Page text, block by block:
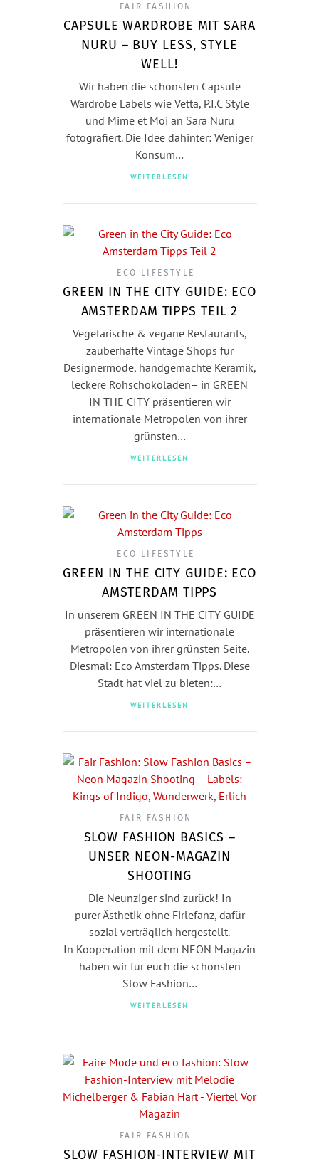
FAIR FASHION
CAPSULE WARDROBE MIT SARA
NURU – BUY LESS, STYLE
WELL!
Wir haben die schönsten Capsule
Wardrobe Labels wie Vetta, P.I.C Style
und Mime et Moi an Sara Nuru
fotografiert. Die Idee dahinter: Weniger
Konsum…
WEITERLESEN
ECO LIFESTYLE
GREEN IN THE CITY GUIDE: ECO
AMSTERDAM TIPPS TEIL 2
Vegetarische & vegane Restaurants,
zauberhafte Vintage Shops für
Designermode, handgemachte Keramik,
leckere Rohschokoladen– in GREEN
IN THE CITY präsentieren wir
internationale Metropolen von ihrer
grünsten…
WEITERLESEN
ECO LIFESTYLE
GREEN IN THE CITY GUIDE: ECO
AMSTERDAM TIPPS
In unserem GREEN IN THE CITY GUIDE
präsentieren wir internationale
Metropolen von ihrer grünsten Seite.
Diesmal: Eco Amsterdam Tipps. Diese
Stadt hat viel zu bieten:…
WEITERLESEN
FAIR FASHION
SLOW FASHION BASICS –
UNSER NEON-MAGAZIN
SHOOTING
Die Neunziger sind zurück! In
purer Ästhetik ohne Firlefanz, dafür
sozial verträglich hergestellt.
In Kooperation mit dem NEON Magazin
haben wir für euch die schönsten
Slow Fashion…
WEITERLESEN
FAIR FASHION
SLOW FASHION-INTERVIEW MIT